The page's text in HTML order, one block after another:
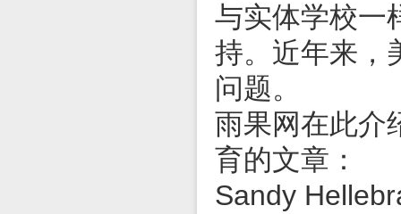
与实体学校一
持。近年来，
问题。
雨果网在此介
育的文章：
Sandy